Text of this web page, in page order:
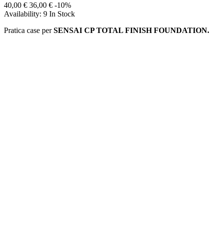
40,00 € 36,00 € -10%
Availability: 9 In Stock
Pratica case perSENSAI CP TOTAL FINISH FOUNDATION.